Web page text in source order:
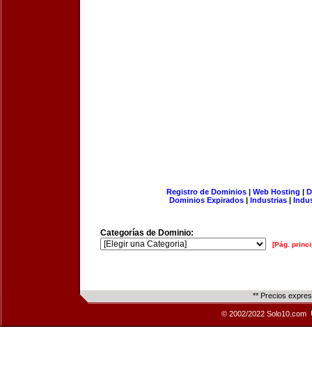
Registro de Dominios| Web Hosting |
Dominios Expirados | Industrias |
Categorías de Dominio:
[Pág.
** Precios
© 2002/2022 Solo10.com